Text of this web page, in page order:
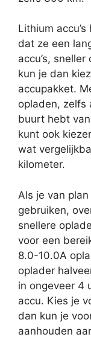
Lithium
dat ze een
accu’s,
kun je dan
accupakket.
opladen, zelfs
buurt hebt
kunt ook
wat
kilometer.
Als je van
gebruiken,
snellere
voor een
8.0-10.0A
oplader
in ongeveer 4
accu. Kies je
dan kun je
aanhouden